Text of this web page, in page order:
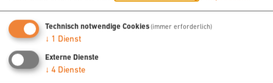
Infos zum Radfahren
Technisch notwendige Cookies(immer erforderlich)
↓ 1 Dienst
Externe Dienste
↓ 4 Dienste